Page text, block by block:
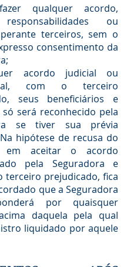
qualquer acordo,
ou
terceiros, sem o
consentimento da
acordo judicial ou
com o terceiro
seus beneficiários e
será reconhecido pela
se tiver sua prévia
hipótese de recusa do
em aceitar o acordo
pela Seguradora e
terceiro prejudicado, fica
que a Seguradora
por quaisquer
daquela pela qual
liquidado por aquele